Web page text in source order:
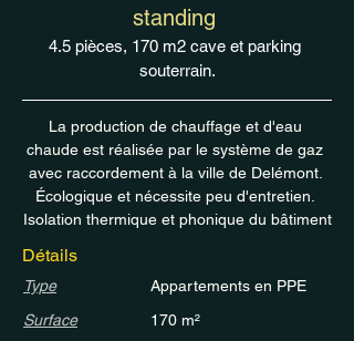
standing
4.5 pièces, 170 m2 cave et parking
souterrain.
La production de chauffage et d'eau
chaude est réalisée par le système de gaz
avec raccordement à la ville de Delémont.
Écologique et nécessite peu d'entretien.
Isolation thermique et phonique du bâtiment
Détails
Type
Appartements en PPE
Surface
170 m²